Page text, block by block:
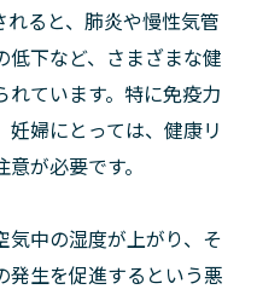
ると、肺炎や慢性気管
下など、さまざまな健
ています。特に免疫力
婦にとっては、健康リ
が必要です。
気中の湿度が上がり、そ
発生を促進するという悪